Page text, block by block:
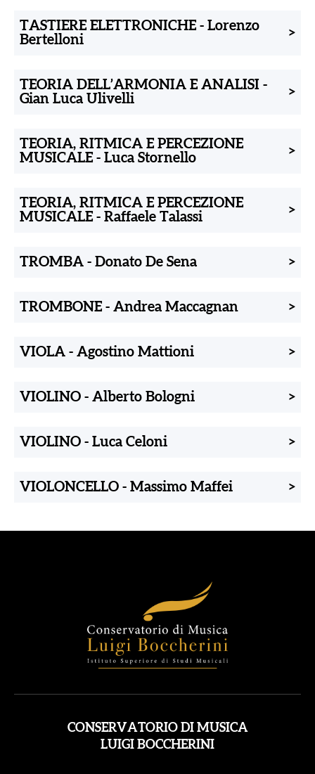
TASTIERE ELETTRONICHE - Lorenzo
Bertelloni
>
TEORIA DELL’ARMONIA E ANALISI -
Gian Luca Ulivelli
>
TEORIA, RITMICA E PERCEZIONE
MUSICALE - Luca Stornello >
TEORIA, RITMICA E PERCEZIONE
MUSICALE - Raffaele Talassi >
TROMBA - Donato De Sena >
TROMBONE - Andrea Maccagnan >
VIOLA - Agostino Mattioni >
VIOLINO - Alberto Bologni >
VIOLINO - Luca Celoni >
VIOLONCELLO - Massimo Maffei >
CONSERVATORIO DI MUSICA
LUIGI BOCCHERINI